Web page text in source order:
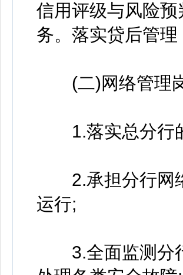
信用评级与风险
务。落实贷后管
(二)网络管理
1.落实总分行的
2.承担分行网络
运行;
3.全面监测分行